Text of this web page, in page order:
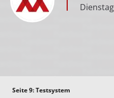
Seite 9:Testsystem